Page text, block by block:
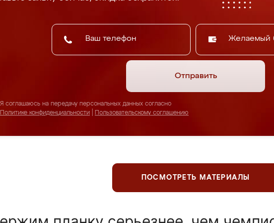
Желаемый
Отправить
Я соглашаюсь на передачу персональных данных согласно
Политике конфиденциальности
Пользовательскому соглашению
ПОСМОТРЕТЬ МАТЕРИАЛЫ